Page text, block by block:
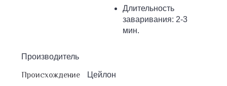
Длительность
заваривания: 2-3
мин.
Производитель
Происхождение Цейлон